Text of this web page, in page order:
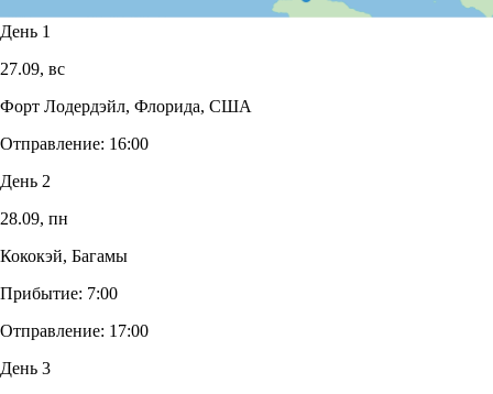
День 1
27.09, вс
Форт Лодердэйл, Флорида, США
Отправление: 16:00
День 2
28.09, пн
Кококэй, Багамы
Прибытие: 7:00
Отправление: 17:00
День 3